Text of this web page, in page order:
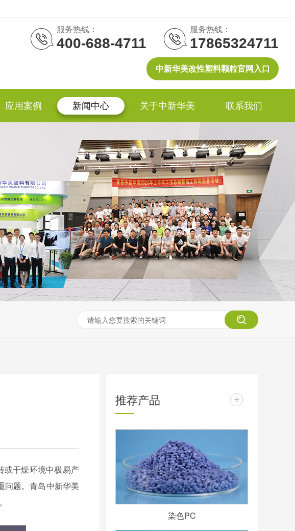
中新华美改性塑料颗粒官网入口
服务热线：
400-688-4711
服务热线：
17865324711
应用案例 新闻中心 关于中新华美 联系我们
或干燥环境中极易产
问题。青岛中新华美
推荐产品 +
染色PC